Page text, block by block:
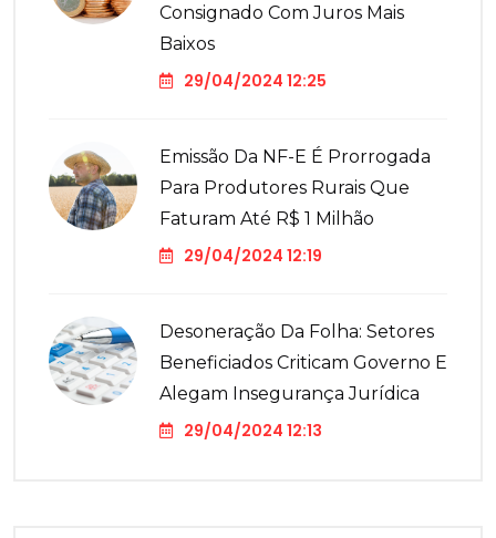
Consignado Com Juros Mais
Baixos
29/04/2024 12:25
Emissão Da NF-E É Prorrogada
Para Produtores Rurais Que
Faturam Até R$ 1 Milhão
29/04/2024 12:19
Desoneração Da Folha: Setores
Beneficiados Criticam Governo E
Alegam Insegurança Jurídica
29/04/2024 12:13